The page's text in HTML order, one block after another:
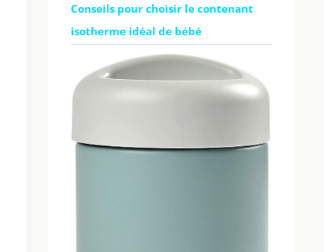
Conseils pour choisir le contenant
isotherme idéal de bébé